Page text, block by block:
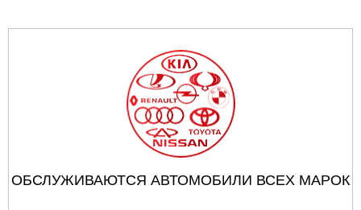
ОБСЛУЖИВАЮТСЯ АВТОМОБИЛИ ВСЕХ МАРОК